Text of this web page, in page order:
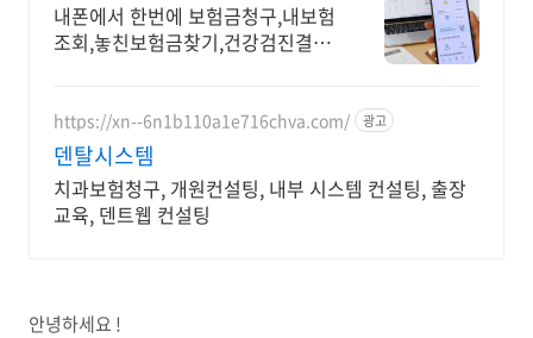
내폰에서 한번에 보험금청구,내보험
조회,놓친보험금찾기,건강검진결과
https://xn--6n1b110a1e716chva.com/ 광고
덴탈시스템
치과보험청구, 개원컨설팅, 내부 시스템 컨설팅, 출장
교육, 덴트웹 컨설팅
안녕하세요 !